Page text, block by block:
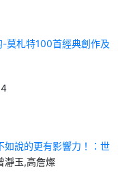
-莫札特100首經典創作及
如說的更有影響力！：世
森健巳, 譯者：曾瀞玉,
瀞玉,高詹燦